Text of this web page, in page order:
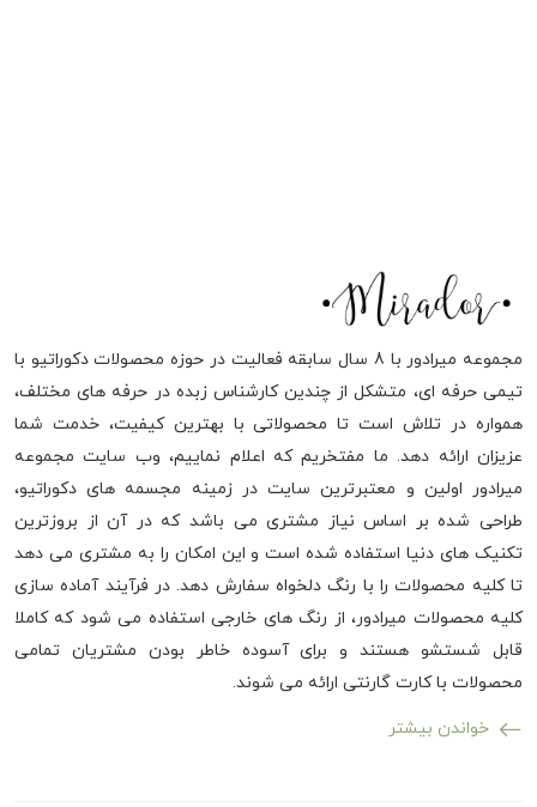
مجموعه میرادور با 8 سال سابقه فعالیت در حوزه محصولات دکوراتیو با
تیمی حرفه ای، متشکل از چندین کارشناس زبده در حرفه های مختلف،
همواره در تلاش است تا محصولاتی با بهترین کیفیت، خدمت شما
عزیزان ارائه دهد. ما مفتخریم که اعلام نماییم، وب سایت مجموعه
میرادور اولین و معتبرترین سایت در زمینه مجسمه های دکوراتیو،
طراحی شده بر اساس نیاز مشتری می باشد که در آن از بروزترین
تکنیک های دنیا استفاده شده است و این امکان را به مشتری می دهد
تا کلیه محصولات را با رنگ دلخواه سفارش دهد. در فرآیند آماده سازی
کلیه محصولات میرادور، از رنگ های خارجی استفاده می شود که کاملا
قابل شستشو هستند و برای آسوده خاطر بودن مشتریان تمامی
محصولات با کارت گارنتی ارائه می شوند.
خواندن بیشتر